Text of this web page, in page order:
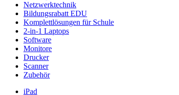
Netzwerktechnik
Bildungsrabatt EDU
Komplettlösungen für Schule
2-in-1 Laptops
Software
Monitore
Drucker
Scanner
Zubehör
iPad